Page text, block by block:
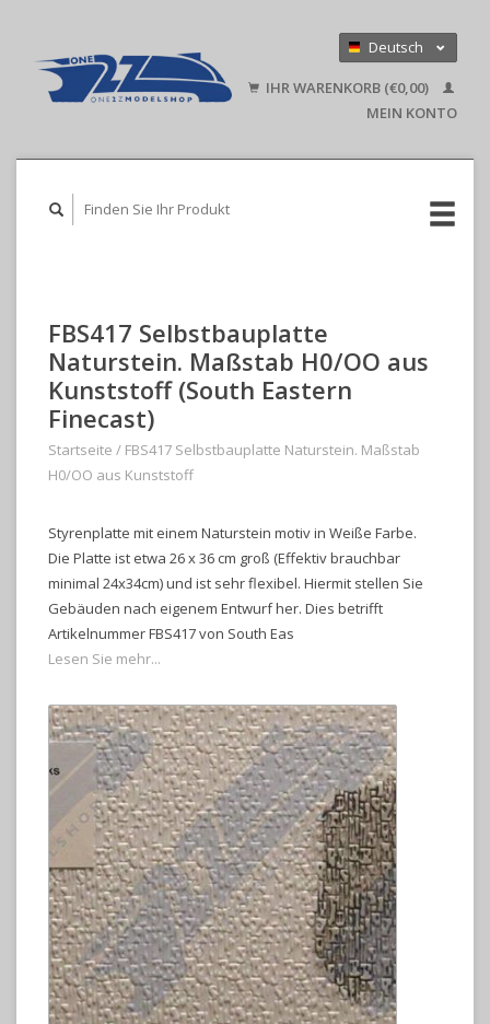
Deutsch
English
IHR WARENKORB (€0,00)
MEIN KONTO
FBS417 Selbstbauplatte
Naturstein. Maßstab H0/OO aus
Kunststoff (South Eastern
Finecast)
Startseite / FBS417 Selbstbauplatte Naturstein. Maßstab
H0/OO aus Kunststoff
Styrenplatte mit einem Naturstein motiv in Weiße Farbe.
Die Platte ist etwa 26 x 36 cm groß (Effektiv brauchbar
minimal 24x34cm) und ist sehr flexibel. Hiermit stellen Sie
Gebäuden nach eigenem Entwurf her. Dies betrifft
Artikelnummer FBS417 von South Eas
Lesen Sie mehr...